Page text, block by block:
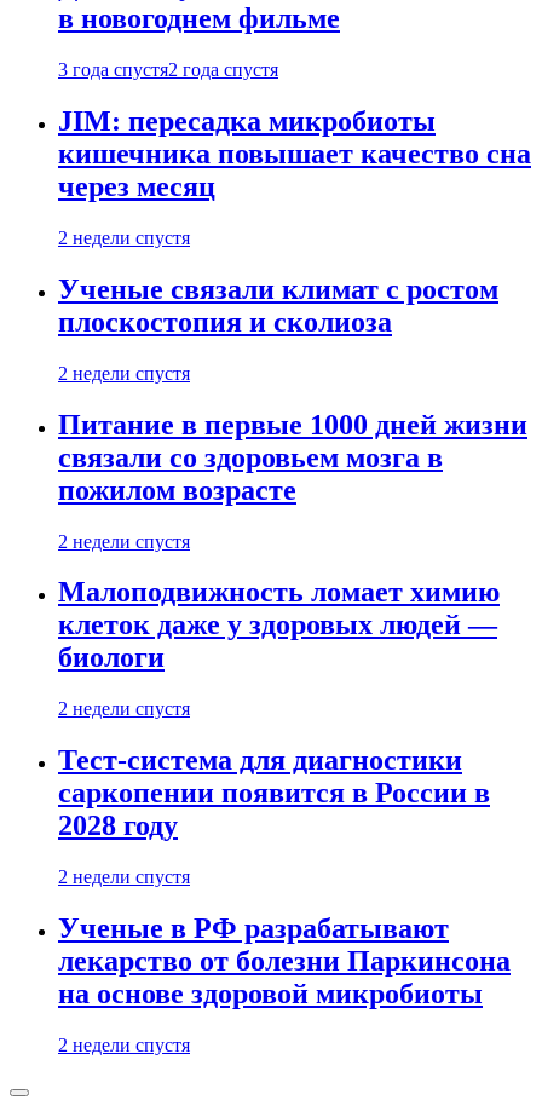
в новогоднем фильме
3 года спустя2 года спустя
JIM: пересадка микробиоты
кишечника повышает качество сна
через месяц
2 недели спустя
Ученые связали климат с ростом
плоскостопия и сколиоза
2 недели спустя
Питание в первые 1000 дней жизни
связали со здоровьем мозга в
пожилом возрасте
2 недели спустя
Малоподвижность ломает химию
клеток даже у здоровых людей —
биологи
2 недели спустя
Тест-система для диагностики
саркопении появится в России в
2028 году
2 недели спустя
Ученые в РФ разрабатывают
лекарство от болезни Паркинсона
на основе здоровой микробиоты
2 недели спустя